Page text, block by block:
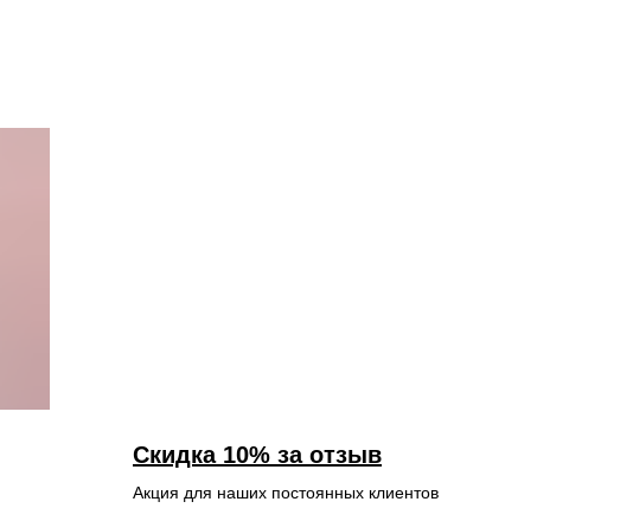
Скидка 10% за отзыв
Акция для наших постоянных клиентов